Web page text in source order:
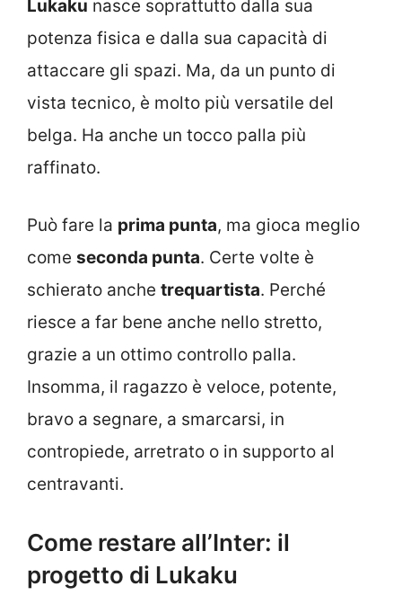
Lukaku nasce soprattutto dalla sua
potenza fisica e dalla sua capacità di
attaccare gli spazi. Ma, da un punto di
vista tecnico, è molto più versatile del
belga. Ha anche un tocco palla più
raffinato.
Può fare la prima punta, ma gioca meglio
come seconda punta. Certe volte è
schierato anche trequartista. Perché
riesce a far bene anche nello stretto,
grazie a un ottimo controllo palla.
Insomma, il ragazzo è veloce, potente,
bravo a segnare, a smarcarsi, in
contropiede, arretrato o in supporto al
centravanti.
Come restare all’Inter: il
progetto di Lukaku